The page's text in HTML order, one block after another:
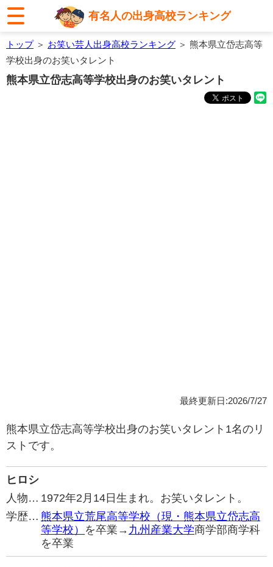
有名人の出身高校ランキング
トップ＞ お笑い芸人出身高校ランキング ＞ 熊本県立岱志高等
学校出身のお笑いタレント
熊本県立岱志高等学校出身のお笑いタレント
最終更新日:2026/7/27
熊本県立岱志高等学校出身のお笑いタレント1名のリ
ストです。
ヒロシ
人物… 1972年2月14日生まれ。お笑いタレント。
学歴… 熊本県立荒尾高等学校（現・熊本県立岱志高
等学校） を卒業→ 九州産業大学商学部商学科
を卒業